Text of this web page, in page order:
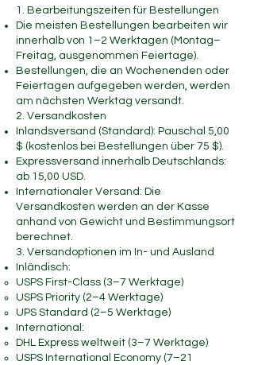
1. Bearbeitungszeiten für Bestellungen
Die meisten Bestellungen bearbeiten wir
innerhalb von 1–2 Werktagen (Montag–
Freitag, ausgenommen Feiertage).
Bestellungen, die an Wochenenden oder
Feiertagen aufgegeben werden, werden
am nächsten Werktag versandt.
2. Versandkosten
Inlandsversand (Standard): Pauschal 5,00
$ (kostenlos bei Bestellungen über 75 $).
Expressversand innerhalb Deutschlands:
ab 15,00 USD.
Internationaler Versand: Die
Versandkosten werden an der Kasse
anhand von Gewicht und Bestimmungsort
berechnet.
3. Versandoptionen im In- und Ausland
Inländisch:
USPS First-Class (3–7 Werktage)
USPS Priority (2–4 Werktage)
UPS Standard (2–5 Werktage)
International:
DHL Express weltweit (3–7 Werktage)
USPS International Economy (7–21